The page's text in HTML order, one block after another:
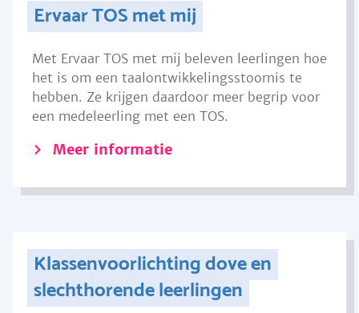
Ervaar TOS met mij
Met Ervaar TOS met mij beleven leerlingen hoe
het is om een taalontwikkelingsstoornis te
hebben. Ze krijgen daardoor meer begrip voor
een medeleerling met een TOS.
Meer informatie
Klassenvoorlichting dove en
slechthorende leerlingen